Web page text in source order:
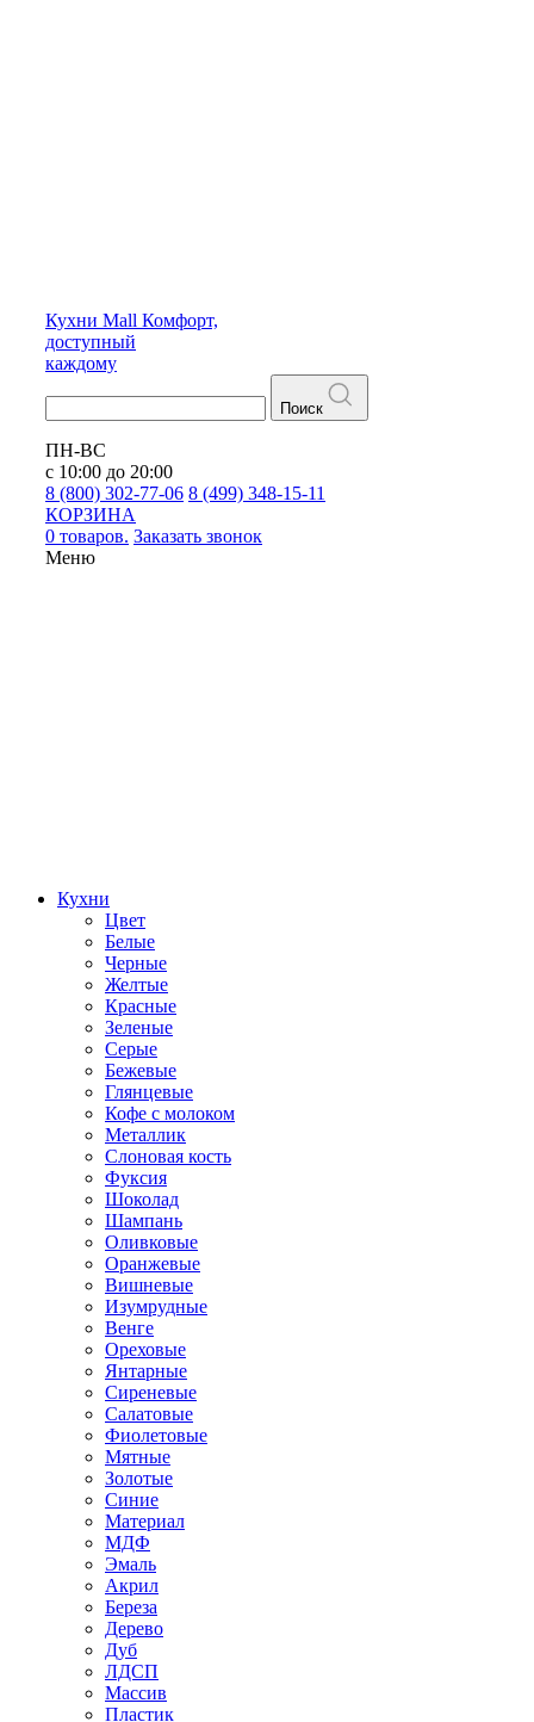
Кухни Mall Комфорт,
доступный
каждому
Поиск
ПН-ВС
с 10:00 до 20:00
8 (800) 302-77-06 8 (499) 348-15-11
КОРЗИНА
0 товаров. Заказать звонок
Меню
Кухни
Цвет
Белые
Черные
Желтые
Красные
Зеленые
Серые
Бежевые
Глянцевые
Кофе с молоком
Металлик
Слоновая кость
Фуксия
Шоколад
Шампань
Оливковые
Оранжевые
Вишневые
Изумрудные
Венге
Ореховые
Янтарные
Сиреневые
Салатовые
Фиолетовые
Мятные
Золотые
Синие
Материал
МДФ
Эмаль
Акрил
Береза
Дерево
Дуб
ЛДСП
Массив
Пластик